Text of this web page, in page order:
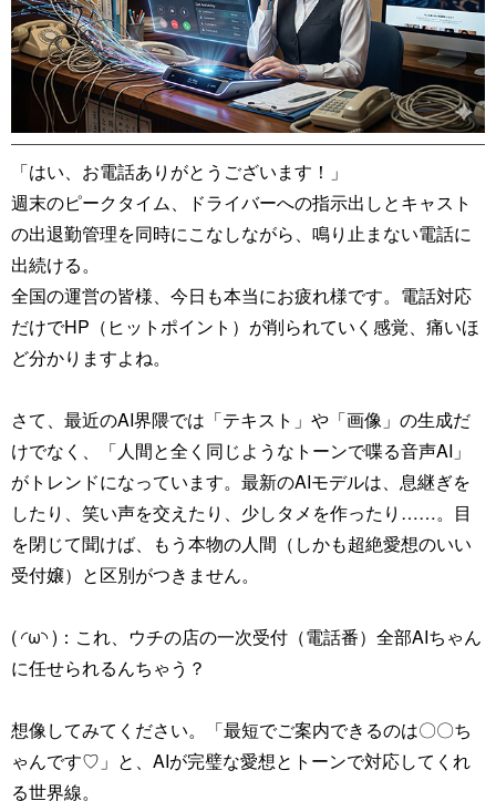
「はい、お電話ありがとうございます！」
週末のピークタイム、ドライバーへの指示出しとキャスト
の出退勤管理を同時にこなしながら、鳴り止まない電話に
出続ける。
全国の運営の皆様、今日も本当にお疲れ様です。電話対応
だけでHP（ヒットポイント）が削られていく感覚、痛いほ
ど分かりますよね。
さて、最近のAI界隈では「テキスト」や「画像」の生成だ
けでなく、「人間と全く同じようなトーンで喋る音声AI」
がトレンドになっています。最新のAIモデルは、息継ぎを
したり、笑い声を交えたり、少しタメを作ったり……。目
を閉じて聞けば、もう本物の人間（しかも超絶愛想のいい
受付嬢）と区別がつきません。
( ◜ω◝ )：これ、ウチの店の一次受付（電話番）全部AIちゃん
に任せられるんちゃう？
想像してみてください。「最短でご案内できるのは〇〇ち
ゃんです♡」と、AIが完璧な愛想とトーンで対応してくれ
る世界線。